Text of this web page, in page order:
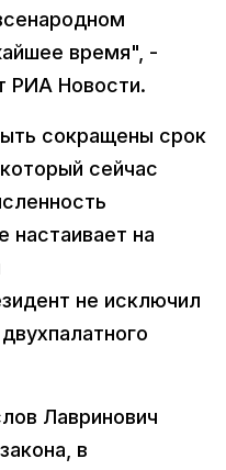
время", -
РИА Новости.
сокращены срок
сейчас
на
не исключил
Лавринович
в